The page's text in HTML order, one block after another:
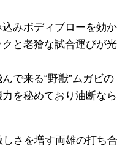
みボディブローを効か
と老獪な試合運びが光
で来る“野獣”ムガビの
を秘めており油断なら
さを増す両雄の打ち合